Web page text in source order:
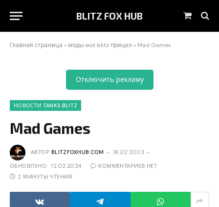
BLITZ FOX HUB Корзина
Главная страница » моды wot blitz прицел » Mad Games
Отключить рекламу
НОВОСТИ TANKS BLITZ
Mad Games
АВТОР BLITZFOXHUB.COM 16.02.2023
ОБНОВЛЕНО: 12.02.2024
КОММЕНТАРИЕВ НЕТ
2 МИНУТЫ ЧТЕНИЯ